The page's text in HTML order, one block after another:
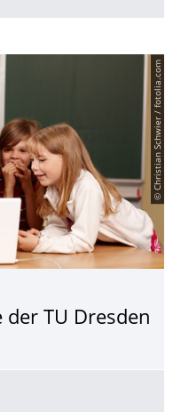
© Christian Schwier / fotolia.com
TU Dresden